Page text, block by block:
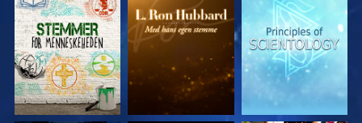
UDFORSK SERIEN UDFORSK SERIEN UDFORSK SERIEN